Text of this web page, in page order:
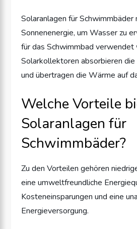
Solaranlagen für Schwimmbäder
Sonnenenergie, um Wasser zu
für das Schwimmbad verwendet
Solarkollektoren absorbieren die
und übertragen die Wärme auf
Welche Vorteile
Solaranlagen für
Schwimmbäder?
Zu den Vorteilen gehören
eine umweltfreundliche
Kosteneinsparungen und eine
Energieversorgung.